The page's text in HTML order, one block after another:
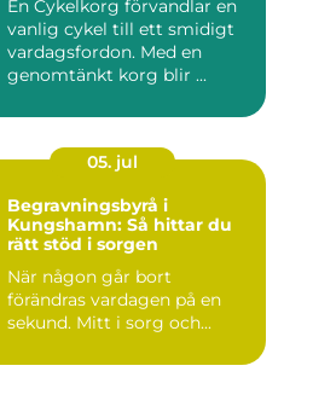
En Cykelkorg förvandlar en
vanlig cykel till ett smidigt
vardagsfordon. Med en
genomtänkt korg blir ...
05. jul
Begravningsbyrå i
Kungshamn: Så hittar du
rätt stöd i sorgen
När någon går bort
förändras vardagen på en
sekund. Mitt i sorg och...